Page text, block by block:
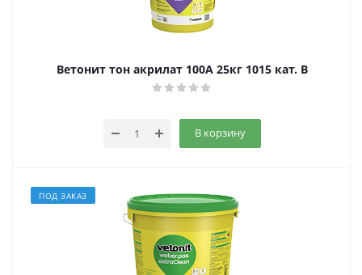
Ветонит тон акрилат 100А 25кг 1015 кат. B
В корзину
ПОД ЗАКАЗ